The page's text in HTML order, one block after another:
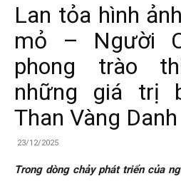
phần
Than
Lan tỏa hình
mỏ – Người
phong trào
những giá trị
Than Vàng Danh
23/12/2025
Trong dòng chảy phát triển của